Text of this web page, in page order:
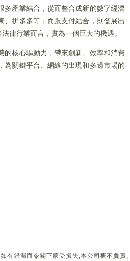
多產業結合，從而整合成新的數字經濟
拼多多等；而跟支付結合，則發展出
律行業而言，實為一個巨大的機遇。
的核心驅動力，帶來創新、效率和消費
為關鍵平台、網絡的出現和多邊市場的
有錯漏而令閣下蒙受損失,本公司概不負責。